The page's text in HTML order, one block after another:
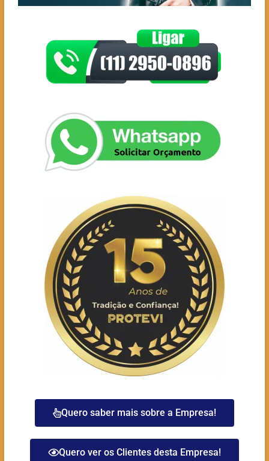
Quero saber mais sobre a Empresa!
Quero ver os Clientes desta Empresa!